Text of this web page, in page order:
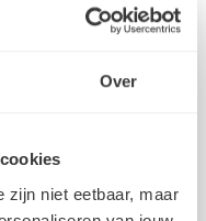
Over
zijn niet eetbaar, maar